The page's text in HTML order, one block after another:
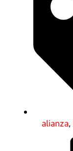
alianza,